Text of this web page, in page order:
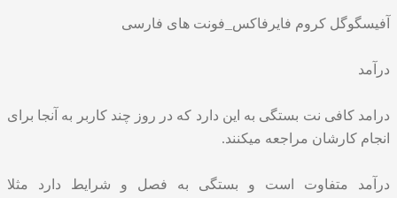
آفیسگوگل کروم فایرفاکس_فونت های فارسی
درآمد
درامد کافی نت بستگی به این دارد که در روز چند کاربر به آنجا برای
انجام کارشان مراجعه میکنند.
درآمد متفاوت است و بستگی به فصل و شرایط دارد مثلا